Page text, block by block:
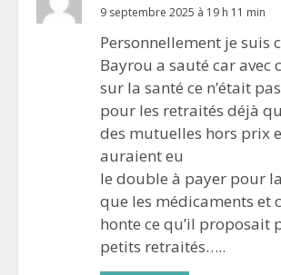
9 septembre 2025 à 19 h 11 min
Personnellement je suis
Bayrou a sauté car avec
sur la santé ce n’était
pour les retraités déjà
des mutuelles hors prix
auraient eu
le double à payer pour la
que les médicaments et
honte ce qu’il proposait
petits retraités…..